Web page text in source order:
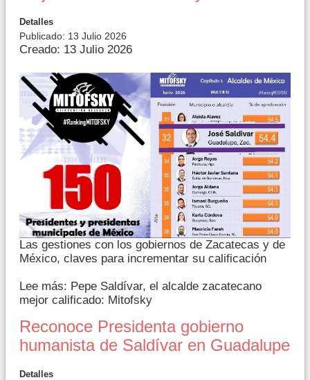
Detalles
Publicado: 13 Julio 2026
Creado: 13 Julio 2026
Las gestiones con los gobiernos de Zacatecas y de
México, claves para incrementar su calificación
Lee más: Pepe Saldívar, el alcalde zacatecano
mejor calificado: Mitofsky
Reconoce Presidenta gobierno
humanista de Saldívar en Guadalupe
Detalles